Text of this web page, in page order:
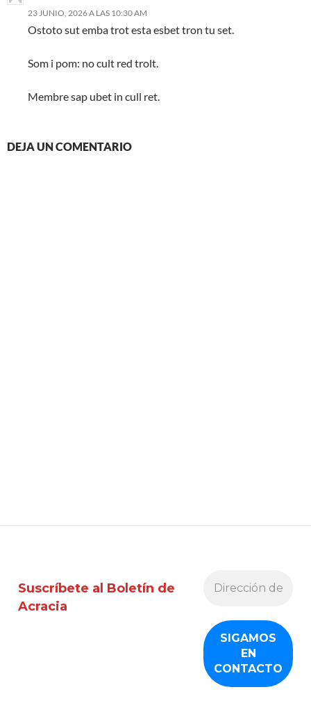
23 JUNIO, 2026 A LAS 10:30 AM
Ostoto sut emba trot esta esbet tron tu set.
Som i pom: no cult red trolt.
Membre sap ubet in cull ret.
DEJA UN COMENTARIO
Suscríbete al Boletín de
Acracia